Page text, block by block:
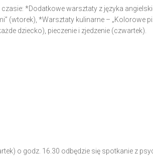
*Dodatkowe warsztaty z języka
(wtorek), *Warsztaty kulinarne – „Kolorowe
dziecko), pieczenie i zjedzenie (czwartek).
o godz. 16.30 odbędzie się spotkanie z